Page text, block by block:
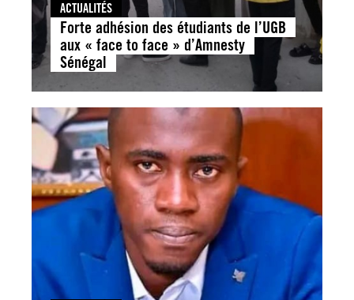
ACTUALITÉS
Forte adhésion des étudiants de l’UGB
aux « face to face » d’Amnesty
Sénégal